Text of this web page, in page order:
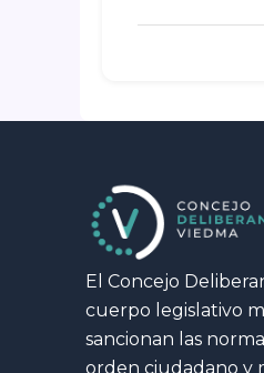
El Concejo
cuerpo legislativo
sancionan las
orden ciudadano y